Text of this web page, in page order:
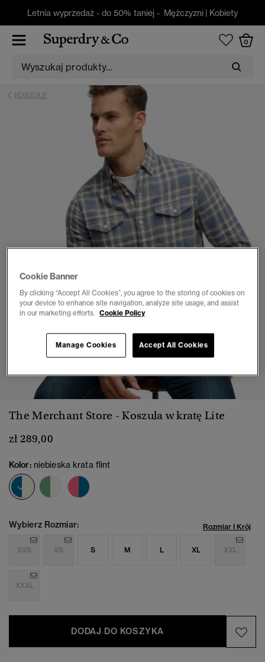
Letnia wyprzedaż - do 50% taniej - Mężczyzni | Kobiety
0
KOSZULE
The Merchant Store - Koszula w kratę Lite
zł 289,00
Kolor: niebieska krata flint
wybrano
Wybierz Rozmiar: Rozmiar I Krój
XXS XS S M L XL XXL
XXXL
DODAJ DO KOSZYKA
Cookie Banner
By clicking “Accept All Cookies”, you agree to the storing of cookies on
your device to enhance site navigation, analyze site usage, and assist
in our marketing efforts. Cookie Policy
Accept All Cookies
Manage Cookies